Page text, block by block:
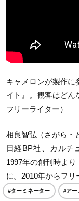
キャメロンが製作に
イト』。観客はどん
フリーライター）
相良智弘（さがら・
日経BP社、カルチ
1997年の創刊時よ
に。2010年からフリ
#ターミネーター #アー